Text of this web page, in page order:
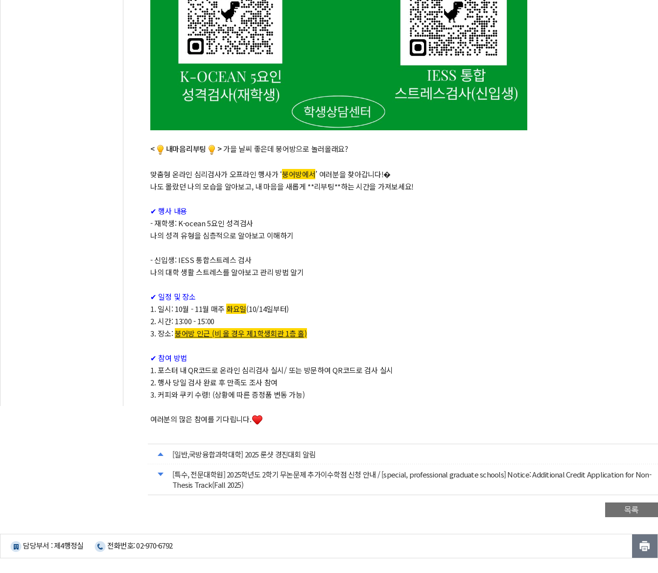
< 내마음리부팅 >가을 날씨 좋은데 붕어방으로 놀러올래요?
맞춤형 온라인 심리검사가 오프라인 행사가 ‘붕어방에서’ 여러분을 찾아갑니다!�
나도 몰랐던 나의 모습을 알아보고, 내 마음을 새롭게 **리부팅**하는 시간을 가져보세요!
✔ 행사 내용
- 재학생: K-ocean 5요인 성격검사
나의 성격 유형을 심층적으로 알아보고 이해하기
- 신입생: IESS 통합스트레스 검사
나의 대학 생활 스트레스를 알아보고 관리 방법 알기
✔ 일정 및 장소
1. 일시: 10월 - 11월 매주 화요일(10/14일부터)
2. 시간: 13:00 - 15:00
3. 장소:붕어방 인근 (비 올 경우 제1학생회관 1층 홀)
✔ 참여 방법
1. 포스터 내 QR코드로 온라인 심리검사 실시/ 또는 방문하여 QR코드로 검사 실시
2. 행사 당일 검사 완료 후 만족도 조사 참여
3. 커피와 쿠키 수령! (상황에 따른 증정품 변동 가능)
여러분의 많은 참여를 기다립니다.
[일반,국방융합과학대학] 2025 룬샷 경진대회 알림
[특수, 전문대학원] 2025학년도 2학기 무논문제 추가이수학점 신청 안내 / [special, professional graduate schools] Notice: Additional Credit Application for Non-
Thesis Track(Fall 2025)
담당부서 : 제4행정실 전화번호: 02-970-6792